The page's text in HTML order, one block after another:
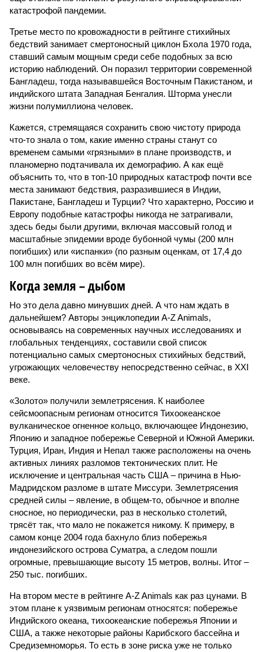
катастрофой пандемии.
Третье место по кровожадности в рейтинге стихийных
бедствий занимает смертоносный циклон Бхола 1970 года,
ставший самым мощным среди себе подобных за всю
историю наблюдений. Он поразил территории современной
Бангладеш, тогда называвшейся Восточным Пакистаном, и
индийского штата Западная Бенгалия. Шторма унесли
жизни полумиллиона человек.
Кажется, стремящаяся сохранить свою чистоту природа
что-то знала о том, какие именно страны станут со
временем самыми «грязными» в плане производств, и
планомерно подтачивала их демографию. А как ещё
объяснить то, что в топ-10 природных катастроф почти все
места занимают бедствия, разразившиеся в Индии,
Пакистане, Бангладеш и Турции? Что характерно, Россию и
Европу подобные катастрофы никогда не затрагивали,
здесь беды были другими, включая массовый голод и
масштабные эпидемии вроде бубонной чумы (200 млн
погибших) или «испанки» (по разным оценкам, от 17,4 до
100 млн погибших во всём мире).
Когда земля – дыбом
Но это дела давно минувших дней. А что нам ждать в
дальнейшем? Авторы энциклопедии A-Z Animals,
основываясь на современных научных исследованиях и
глобальных тенденциях, составили свой список
потенциально самых смертоносных стихийных бедствий,
угрожающих человечеству непосредственно сейчас, в XXI
веке.
«Золото» получили землетрясения. К наиболее
сейсмоопасным регионам относится Тихоокеанское
вулканическое огненное кольцо, включающее Индонезию,
Японию и западное побережье Северной и Южной Америки.
Турция, Иран, Индия и Непал также расположены на очень
активных линиях разломов тектонических плит. Не
исключение и центральная часть США – причина в Нью-
Мадридском разломе в штате Миссури. Землетрясения
средней силы – явление, в общем-то, обычное и вполне
сносное, но периодически, раз в несколько столетий,
трясёт так, что мало не покажется никому. К примеру, в
самом конце 2004 года бахнуло близ побережья
индонезийского острова Суматра, а следом пошли
огромные, превышающие высоту 15 метров, волны. Итог –
250 тыс. погибших.
На втором месте в рейтинге A-Z Animals как раз цунами. В
этом плане к уязвимым регионам относятся: побережье
Индийского океана, тихо­океанские побережья Японии и
США, а также некоторые районы Карибского бассейна и
Средиземноморья. То есть в зоне риска уже не только